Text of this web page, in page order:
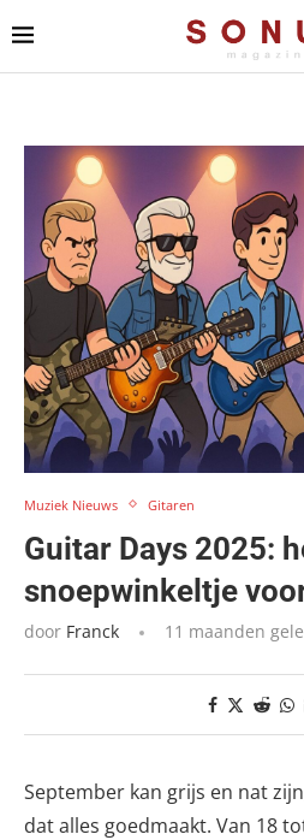
Muziek Nieuws Gitaren
Guitar Days 2025:
snoepwinkeltje
door Franck 11 maanden
September kan grijs en nat
dat alles goedmaakt. Van 18